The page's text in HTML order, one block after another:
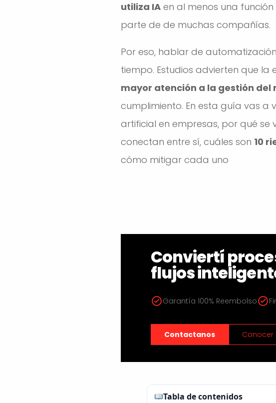
utiliza IAen al menos una
parte de de muchas compañías.
Por eso, hablar de
tiempo. Estudios advierten que
mayor atención a la gestión del
cumplimiento. En esta guía vas a
artificial en empresas, por qué
conectan entre sí, cuáles son 10
cómo mitigar cada uno
Conviertí
flujos
Garantía 100% Reembolso
Conocer
Contactanos
Tabla de contenidos